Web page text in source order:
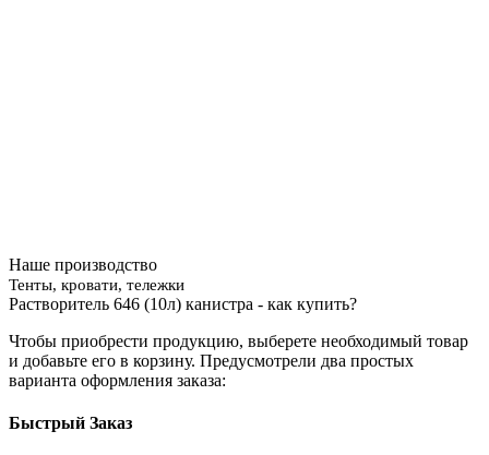
Наше производство
Тенты, кровати, тележки
Растворитель 646 (10л) канистра - как купить?
Чтобы приобрести продукцию, выберете необходимый товар
и добавьте его в корзину. Предусмотрели два простых
варианта оформления заказа:
Быстрый Заказ